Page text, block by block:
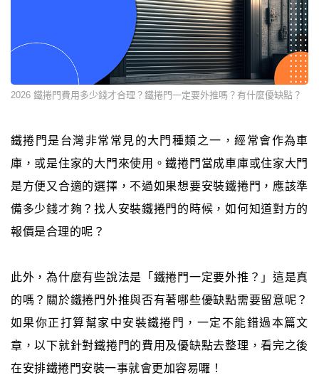
2026 鐵捲門費用多少錢才合理？鐵捲門一定要外推嗎？有什麼優缺點？
鐵捲門是台灣非常常見的大門種類之一，經常會作為車
庫，或是住家的大門來使用。鐵捲門當成車庫或住家大門
是方便又合適的選擇，不過如果想要安裝鐵捲門，應該準
備多少錢才夠？找人安裝鐵捲門的時候，如何知道對方的
報價是合理的呢？
此外，為什麼有些說法是「鐵捲門一定要外推？」這是真
的嗎？關於鐵捲門外推與否有著哪些優缺點需要留意呢？
如果你正打算幫家中安裝鐵捲門，一定不能錯過本篇文
章，以下就針對鐵捲門的費用及優缺點去整理，看完之後
在安排鐵捲門安裝一事就會更加容易囉！